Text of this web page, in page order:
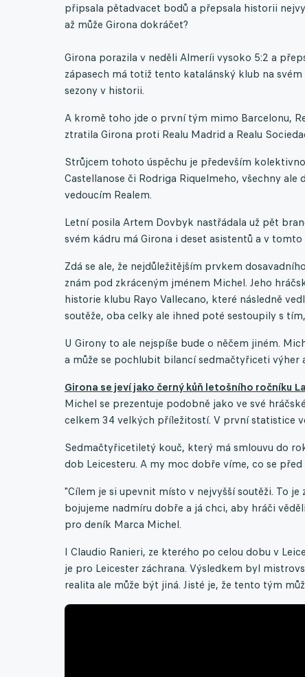
připsala pětadvacet bodů a přepsala historii
až může Girona dokráčet?
Girona porazila v neděli Almeríi vysoko 5:2 a
zápasech má totiž tento katalánský klub na
sezony v historii.
A kromě toho jde o první tým mimo Barcelonu,
ztratila Girona proti Realu Madrid a Realu
Strůjcem tohoto úspěchu je především
Castellanose či Rodriga Riquelmeho, všechny
vedoucím Realem.
Letní posila Artem Dovbyk nastřádala už pět
svém kádru má Girona i deset asistentů a v
Zdá se ale, že nejdůležitějším prvkem
znám pod zkráceným jménem Michel. Jeho
historie klubu Rayo Vallecano, které následně
soutěže, oba celky ale ihned poté sestoupily s
U Girony to ale nejspíše bude o něčem jiném.
a může se pochlubit bilancí sedmačtyřiceti
Girona se jeví jako černý kůň letošního ročníku
Michel se prezentuje podobně jako ve své
celkem 34 velkých příležitostí. V první statistice
Sedmačtyřicetiletý kouč, který má smlouvu do
dob Leicesteru. A my moc dobře víme, co se
"Cílem je si upevnit místo v nejvyšší soutěži. To
bojujeme nadmíru dobře a já chci, aby hráči
pro deník Marca Michel.
I Claudio Ranieri, ze kterého po celou dobu v
je pro Leicester záchrana. Výsledkem byl
realita ale může být jiná. Jisté je, že tento tým